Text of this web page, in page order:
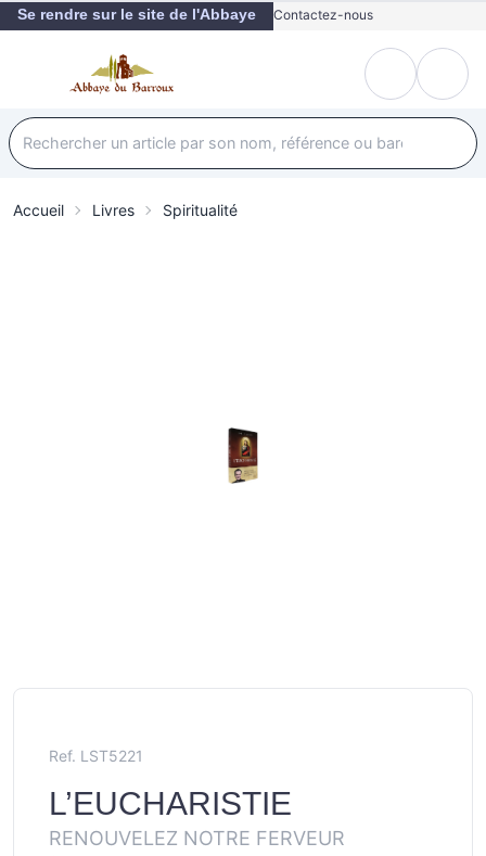
Se rendre sur le site de l'Abbaye Contactez-nous
Accueil Livres Spiritualité
Ref. LST5221
L’EUCHARISTIE
RENOUVELEZ NOTRE FERVEUR